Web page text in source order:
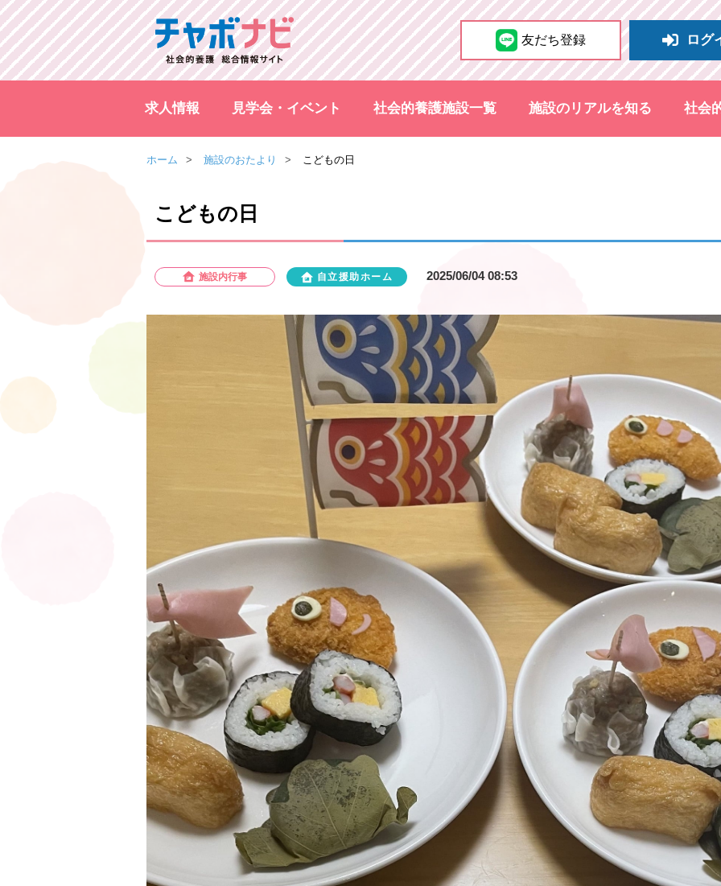
友だち登録 ログ
求人情報 見学会・イベント 社会的養護施設一覧 施設のリアルを知る 社会
ホーム 施設のおたより こどもの日
こどもの日
施設内行事 自立援助ホーム 2025/06/04 08:53